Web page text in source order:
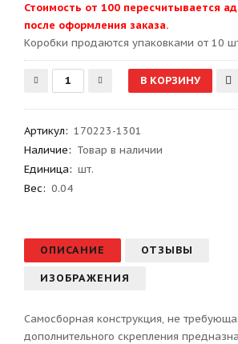
Стоимость от 100 пересчитывается
после оформления заказа.
Kоробки продаются упаковками от 10
Артикул: 170223-1301
Наличие: Товар в наличии
Единица: шт.
Вес: 0.04
ОПИСАНИЕ ОТЗЫВЫ
ИЗОБРАЖЕНИЯ
Самосборная конструкция, не
дополнительного скрепления